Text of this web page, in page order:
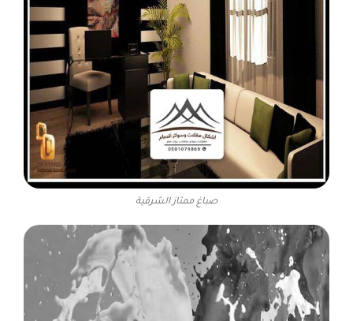
صباغ ممتاز الشرقية